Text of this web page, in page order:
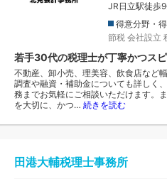
JR日立駅徒歩
得意分野・
節税 会社設立
若手30代の税理士が丁寧かつス
不動産、卸小売、理美容、飲食店など
調査や融資・補助金についても詳しく
務までお気軽にご相談いただけます。
を大切に、かつ… 続きを読む
田港大輔税理士事務所